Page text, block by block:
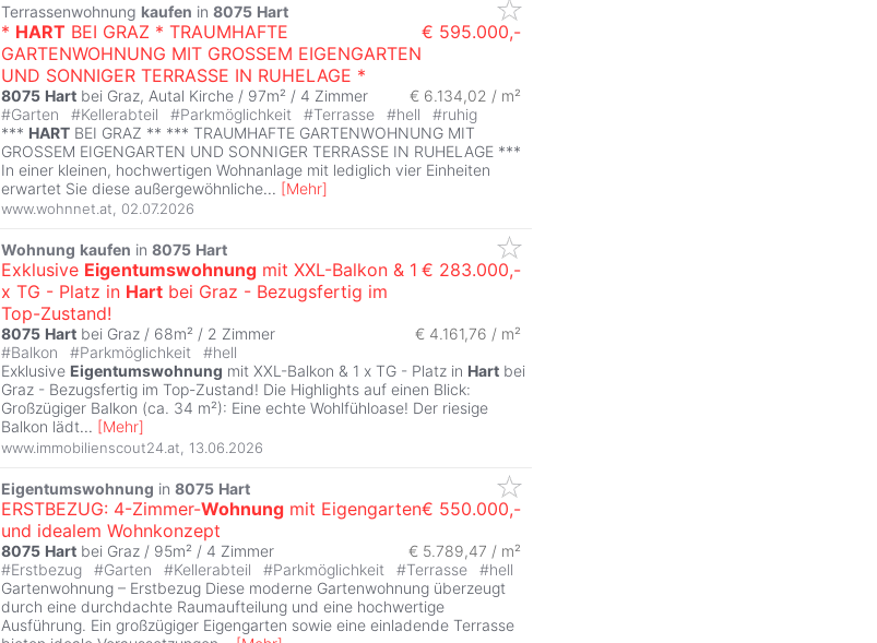
Terrassenwohnung kaufen in 8075 Hart
* HART BEI GRAZ * TRAUMHAFTE
GARTENWOHNUNG MIT GROSSEM EIGENGARTEN
UND SONNIGER TERRASSE IN RUHELAGE *
€ 595.000,-
8075 Hart bei Graz, Autal Kirche / 97m² / 4 Zimmer € 6.134,02 / m²
#Garten #Kellerabteil #Parkmöglichkeit #Terrasse #hell #ruhig
*** HART BEI GRAZ ** *** TRAUMHAFTE GARTENWOHNUNG MIT
GROSSEM EIGENGARTEN UND SONNIGER TERRASSE IN RUHELAGE ***
In einer kleinen, hochwertigen Wohnanlage mit lediglich vier Einheiten
erwartet Sie diese außergewöhnliche... [Mehr]
www.wohnnet.at, 02.07.2026
Wohnung kaufen in 8075 Hart
Exklusive Eigentumswohnung mit XXL-Balkon & 1
x TG - Platz in Hart bei Graz - Bezugsfertig im
Top-Zustand!
€ 283.000,-
8075 Hart bei Graz / 68m² / 2 Zimmer
€ 4.161,76 / m²
#Balkon #Parkmöglichkeit #hell
Exklusive Eigentumswohnung mit XXL-Balkon & 1 x TG - Platz in Hart bei
Graz - Bezugsfertig im Top-Zustand! Die Highlights auf einen Blick:
Großzügiger Balkon (ca. 34 m²): Eine echte Wohlfühloase! Der riesige
Balkon lädt... [Mehr]
www.immobilienscout24.at 13.06.2026
Eigentumswohnung in 8075 Hart
ERSTBEZUG: 4-Zimmer-Wohnung mit Eigengarten
und idealem Wohnkonzept
€ 550.000,-
8075 Hart bei Graz / 95m² / 4 Zimmer
€ 5.789,47 / m²
#Erstbezug #Garten #Kellerabteil #Parkmöglichkeit #Terrasse #hell
Gartenwohnung – Erstbezug Diese moderne Gartenwohnung überzeugt
durch eine durchdachte Raumaufteilung und eine hochwertige
Ausführung. Ein großzügiger Eigengarten sowie eine einladende Terrasse